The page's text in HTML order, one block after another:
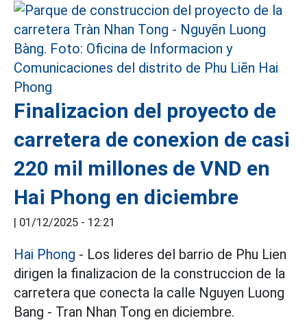
Finalizacion del proyecto de
carretera de conexion de casi
220 mil millones de VND en
Hai Phong en diciembre
01/12/2025 - 12:21
Hai Phong - Los lideres del barrio de Phu Lien
dirigen la finalizacion de la construccion de la
carretera que conecta la calle Nguyen Luong
Bang - Tran Nhan Tong en diciembre.